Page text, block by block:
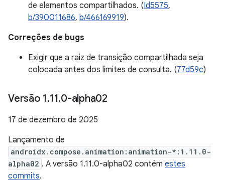
de elementos compartilhados. (Id5575,
b/390011686, b/466169919).
Correções de bugs
Exigir que a raiz de transição compartilhada seja
colocada antes dos limites de consulta. (77d59c)
Versão 1.11.0-alpha02
17 de dezembro de 2025
Lançamento de
androidx.compose.animation:animation-*:1.11.0-
alpha02 . A versão 1.11.0-alpha02 contém estes
commits.